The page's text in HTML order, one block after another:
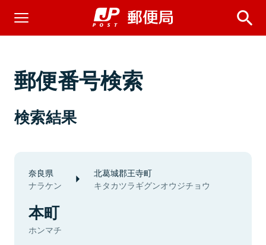
郵便番号検索
検索結果
奈良県
ナラケン
北葛城郡王寺町
キタカツラギグンオウジチョウ
本町
ホンマチ